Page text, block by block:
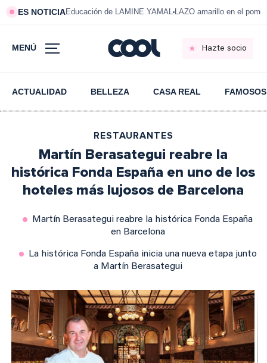
ES NOTICIAEducación de LAMINE YAMAL LAZO amarillo en el
MENÚ Hazte socio
ACTUALIDAD BELLEZA CASA REAL FAMOSOS
RESTAURANTES
Martín Berasategui reabre la
histórica Fonda España en uno de los
hoteles más lujosos de Barcelona
Martín Berasategui reabre la histórica Fonda España
en Barcelona
La histórica Fonda España inicia una nueva etapa junto
a Martín Berasategui